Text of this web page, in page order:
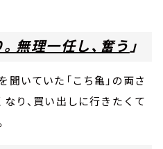
無理一任し、奮う」
いていた「こち亀」の両さ
り、買い出しに行きたくて